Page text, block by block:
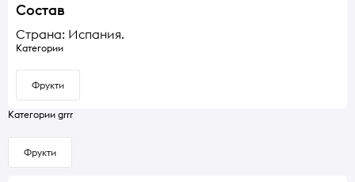
Состав
Страна: Испания.
Категории
Фрукти
Категории grrr
Фрукти